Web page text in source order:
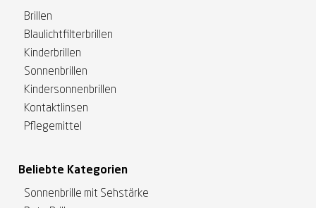
Brillen
Blaulichtfilterbrillen
Kinderbrillen
Sonnenbrillen
Kindersonnenbrillen
Kontaktlinsen
Pflegemittel
Beliebte Kategorien
Sonnenbrille mit Sehstärke